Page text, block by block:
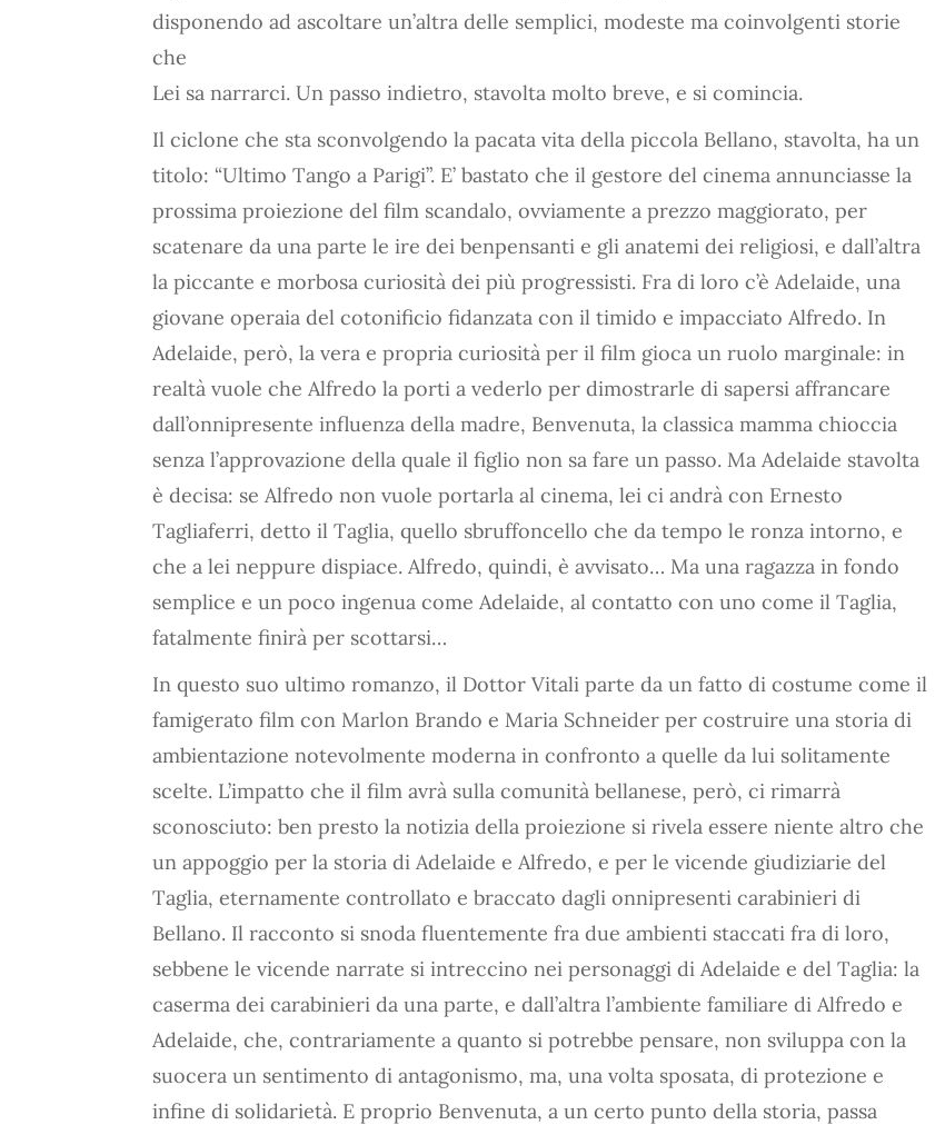
disponendo ad ascoltare un’altra delle semplici, modeste ma coinvolgenti storie
che
Lei sa narrarci. Un passo indietro, stavolta molto breve, e si comincia.
Il ciclone che sta sconvolgendo la pacata vita della piccola Bellano, stavolta, ha un
titolo: “Ultimo Tango a Parigi”. E’ bastato che il gestore del cinema annunciasse la
prossima proiezione del film scandalo, ovviamente a prezzo maggiorato, per
scatenare da una parte le ire dei benpensanti e gli anatemi dei religiosi, e dall’altra
la piccante e morbosa curiosità dei più progressisti. Fra di loro c’è Adelaide, una
giovane operaia del cotonificio fidanzata con il timido e impacciato Alfredo. In
Adelaide, però, la vera e propria curiosità per il film gioca un ruolo marginale: in
realtà vuole che Alfredo la porti a vederlo per dimostrarle di sapersi affrancare
dall’onnipresente influenza della madre, Benvenuta, la classica mamma chioccia
senza l’approvazione della quale il figlio non sa fare un passo. Ma Adelaide stavolta
è decisa: se Alfredo non vuole portarla al cinema, lei ci andrà con Ernesto
Tagliaferri, detto il Taglia, quello sbruffoncello che da tempo le ronza intorno, e
che a lei neppure dispiace. Alfredo, quindi, è avvisato… Ma una ragazza in fondo
semplice e un poco ingenua come Adelaide, al contatto con uno come il Taglia,
fatalmente finirà per scottarsi…
In questo suo ultimo romanzo, il Dottor Vitali parte da un fatto di costume come il
famigerato film con Marlon Brando e Maria Schneider per costruire una storia di
ambientazione notevolmente moderna in confronto a quelle da lui solitamente
scelte. L’impatto che il film avrà sulla comunità bellanese, però, ci rimarrà
sconosciuto: ben presto la notizia della proiezione si rivela essere niente altro che
un appoggio per la storia di Adelaide e Alfredo, e per le vicende giudiziarie del
Taglia, eternamente controllato e braccato dagli onnipresenti carabinieri di
Bellano. Il racconto si snoda fluentemente fra due ambienti staccati fra di loro,
sebbene le vicende narrate si intreccino nei personaggi di Adelaide e del Taglia: la
caserma dei carabinieri da una parte, e dall’altra l’ambiente familiare di Alfredo e
Adelaide, che, contrariamente a quanto si potrebbe pensare, non sviluppa con la
suocera un sentimento di antagonismo, ma, una volta sposata, di protezione e
infine di solidarietà. E proprio Benvenuta, a un certo punto della storia, passa